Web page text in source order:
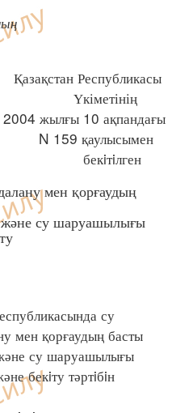
Қазақстан Республикасы
Үкіметінің
2004 жылғы 10 ақпандағы
N 159 қаулысымен
бекiтiлген
мен қорғаудың
және су шаруашылығы
су
мен қорғаудың басты
су шаруашылығы
бекiту тәртiбiн